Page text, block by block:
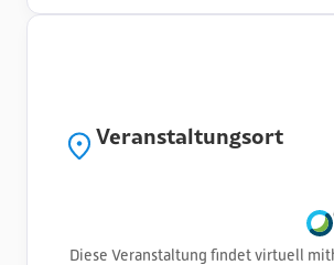
Veranstaltungsort
Diese Veranstaltung findet virtuell